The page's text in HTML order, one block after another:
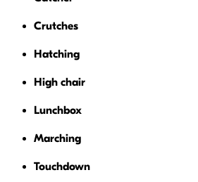
Crutches
Hatching
High chair
Lunchbox
Marching
Touchdown